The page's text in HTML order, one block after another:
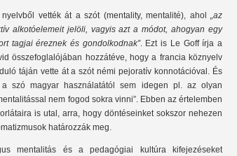
vették át a szót (mentality, mentalité), ahol „az
alkotóelemeit jelöli, vagyis azt a módot, ahogyan egy
tagjai éreznek és gondolkodnak”. Ezt is Le Goff írja a
összefoglalójában hozzátéve, hogy a francia köznyelv
táján vette át a szót némi pejoratív konnotációval. És
szó magyar használatától sem idegen pl. az olyan
nem fogod sokra vinni”. Ebben az értelemben
is utal, arra, hogy döntéseinket sokszor nehezen
határozzák meg.
mentalitás és a pedagógiai kultúra kifejezéseket